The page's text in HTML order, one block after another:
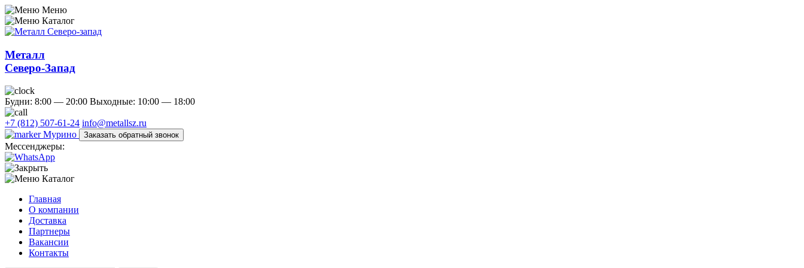
Меню
Каталог
Металл
Северо-Запад
Будни: 8:00 — 20:00 Выходные: 10:00 — 18:00
+7 (812) 507-61-24 info@metallsz.ru
Мурино
Заказать обратный звонок
Мессенджеры:
Каталог
Главная
О компании
Доставка
Партнеры
Вакансии
Контакты